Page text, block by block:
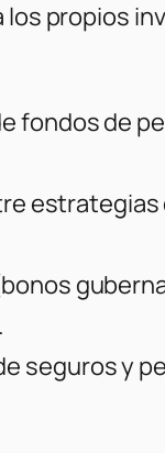
propios
fondos de
seguros y